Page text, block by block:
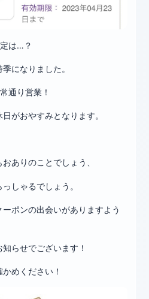
は…？
になりました。
通り営業！
がおやすみとなります。
ありのことでしょう、
しゃるでしょう。
ポンの出会いがありますよう
らせでございます！
めください！